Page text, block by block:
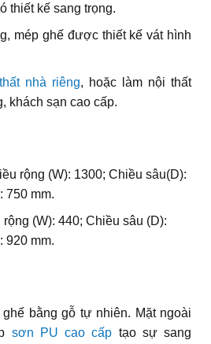
thiết kế sang trọng.
mép ghế được thiết kế vát hình
nhà riêng, hoặc làm nội thất
khách sạn cao cấp.
rộng (W): 1300; Chiều sâu(D):
750 mm.
(W): 440; Chiều sâu (D):
920 mm.
ghế bằng gỗ tự nhiên. Mặt ngoài
sơn PU cao cấp tạo sự sang